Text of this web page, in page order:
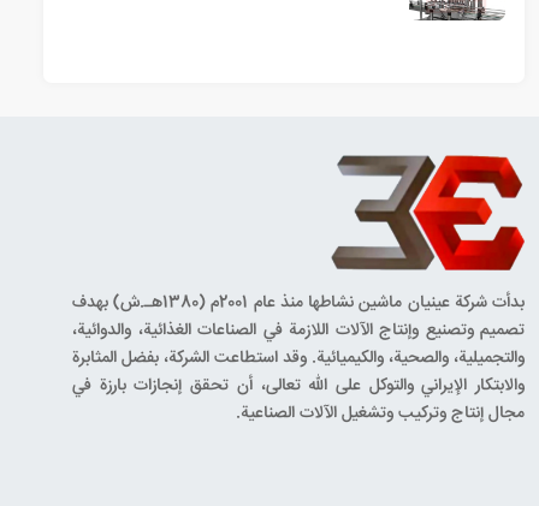
بدأت شركة عينيان ماشين نشاطها منذ عام 2001م (1380هـ.ش) بهدف
تصميم وتصنيع وإنتاج الآلات اللازمة في الصناعات الغذائية، والدوائية،
والتجميلية، والصحية، والكيميائية. وقد استطاعت الشركة، بفضل المثابرة
والابتكار الإيراني والتوكل على الله تعالى، أن تحقق إنجازات بارزة في
مجال إنتاج وتركيب وتشغيل الآلات الصناعية.